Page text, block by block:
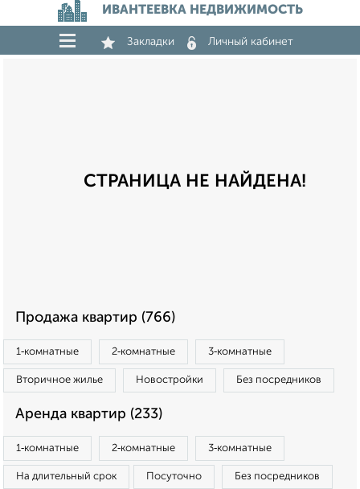
ИВАНТЕЕВКА НЕДВИЖИМОСТЬ
Закладки Личный кабинет
СТРАНИЦА НЕ НАЙДЕНА!
Продажа квартир (766)
1‑комнатные 2‑комнатные 3‑комнатные
Вторичное жилье Новостройки Без посредников
Аренда квартир (233)
1‑комнатные 2‑комнатные 3‑комнатные
На длительный срок Посуточно Без посредников